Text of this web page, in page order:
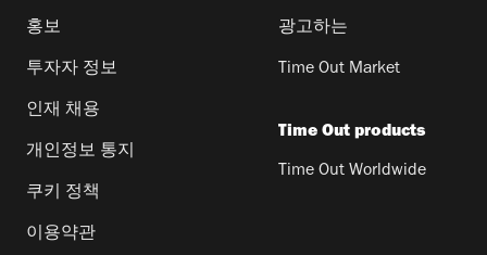
홍보
투자자 정보
인재 채용
개인정보 통지
쿠키 정책
이용약관
광고하는
Time Out Market
Time Out products
Time Out Worldwide